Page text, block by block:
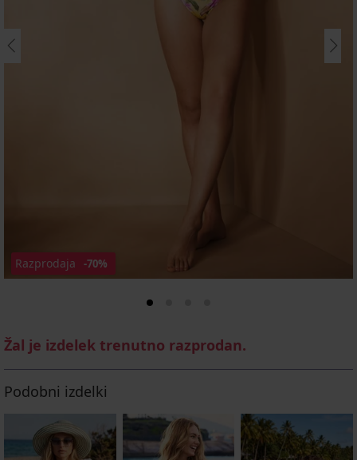
Razprodaja -70%
Žal je izdelek trenutno razprodan.
Podobni izdelki